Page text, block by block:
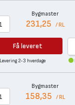
Bygmaster
231,25 / RL
Få leveret
Levering 2-3 hverdage
Bygmaster
158,35 / RL